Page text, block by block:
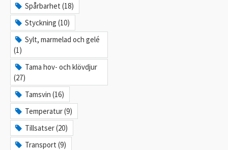
Spårbarhet (18)
Styckning (10)
Sylt, marmelad och gelé
(1)
Tama hov- och klövdjur
(27)
Tamsvin (16)
Temperatur (9)
Tillsatser (20)
Transport (9)